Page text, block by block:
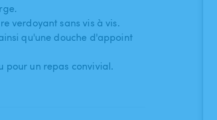
verdoyant sans vis à vis.
qu'une douche d'appoint
pour un repas convivial.